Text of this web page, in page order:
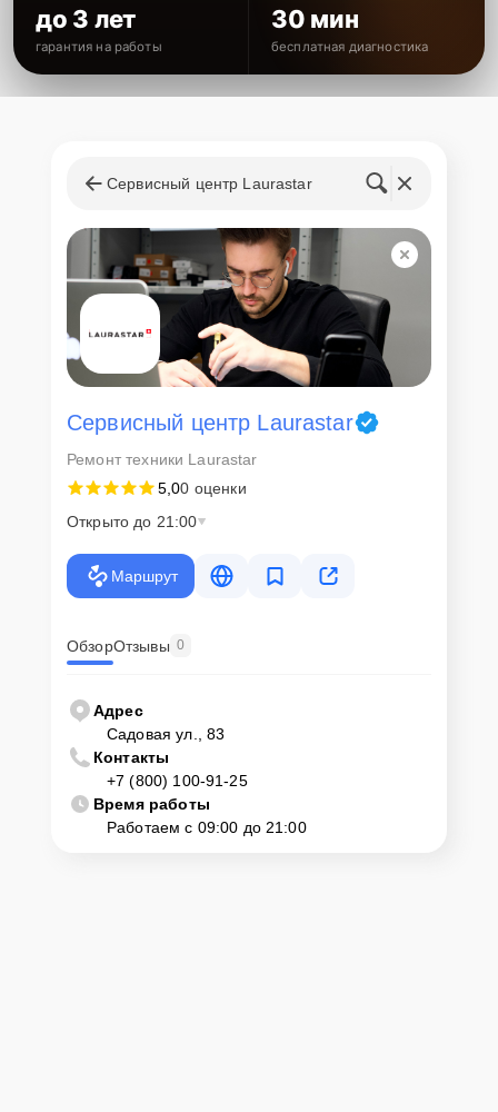
до 3 лет
гарантия на работы
30 мин
бесплатная диагностика
Сервисный центр Laurastar
Сервисный центр Laurastar
Ремонт техники Laurastar
5,00 оценки
Открыто до 21:00
Маршрут
ОбзорОтзывы 0
Адрес
Садовая ул., 83
Контакты
+7 (800) 100-91-25
Время работы
Работаем с 09:00 до 21:00